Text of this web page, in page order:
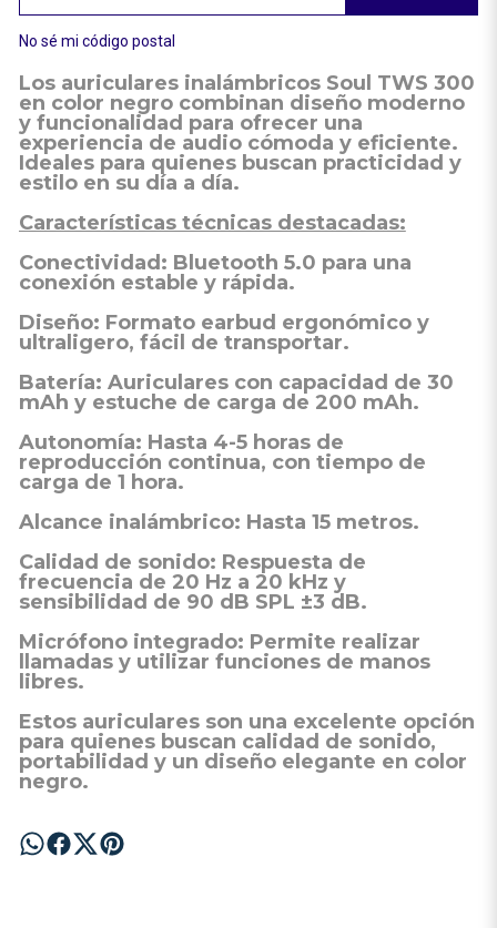
No sé mi código postal
Los auriculares inalámbricos Soul TWS 300
en color negro combinan diseño moderno
y funcionalidad para ofrecer una
experiencia de audio cómoda y eficiente.
Ideales para quienes buscan practicidad y
estilo en su día a día.​
Características técnicas destacadas:
Conectividad: Bluetooth 5.0 para una
conexión estable y rápida.
Diseño: Formato earbud ergonómico y
ultraligero, fácil de transportar.
Batería: Auriculares con capacidad de 30
mAh y estuche de carga de 200 mAh.
Autonomía: Hasta 4-5 horas de
reproducción continua, con tiempo de
carga de 1 hora.
Alcance inalámbrico: Hasta 15 metros.
Calidad de sonido: Respuesta de
frecuencia de 20 Hz a 20 kHz y
sensibilidad de 90 dB SPL ±3 dB.
Micrófono integrado: Permite realizar
llamadas y utilizar funciones de manos
libres.​
Estos auriculares son una excelente opción
para quienes buscan calidad de sonido,
portabilidad y un diseño elegante en color
negro.